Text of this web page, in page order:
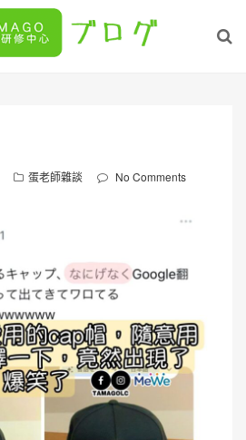
蛋老師雜談 No Comments